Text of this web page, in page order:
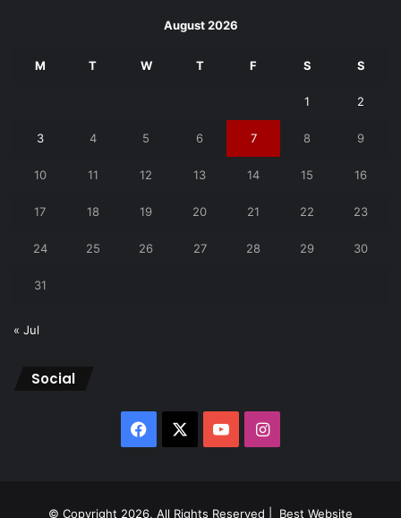
August 2026
M T W T F S S
1 2
3 4 5 6 7 8 9
10 11 12 13 14 15 16
17 18 19 20 21 22 23
24 25 26 27 28 29 30
31
« Jul
Social
Facebook YouTubeInstagram
© Copyright 2026, All Rights Reserved | Best Website